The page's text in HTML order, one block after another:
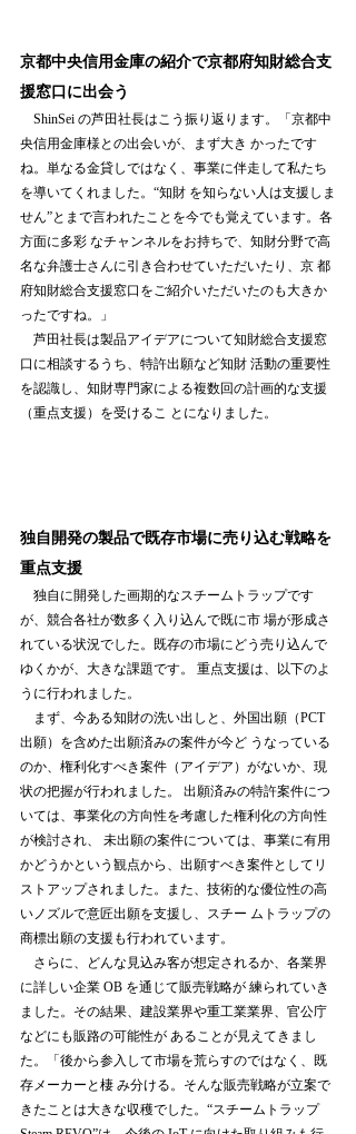
京都中央信用金庫の紹介で京都府知財総合支
援窓口に出会う
ShinSei の芦田社長はこう振り返ります。「京都中
央信用金庫様との出会いが、まず大き かったです
ね。単なる金貸しではなく、事業に伴走して私たち
を導いてくれました。“知財 を知らない人は支援しま
せん”とまで言われたことを今でも覚えています。各
方面に多彩 なチャンネルをお持ちで、知財分野で高
名な弁護士さんに引き合わせていただいたり、京 都
府知財総合支援窓口をご紹介いただいたのも大きか
ったですね。」
芦田社長は製品アイデアについて知財総合支援窓
口に相談するうち、特許出願など知財 活動の重要性
を認識し、知財専門家による複数回の計画的な支援
（重点支援）を受けるこ とになりました。
独自開発の製品で既存市場に売り込む戦略を
重点支援
独自に開発した画期的なスチームトラップです
が、競合各社が数多く入り込んで既に市 場が形成さ
れている状況でした。既存の市場にどう売り込んで
ゆくかが、大きな課題です。 重点支援は、以下のよ
うに行われました。
まず、今ある知財の洗い出しと、外国出願（PCT
出願）を含めた出願済みの案件が今ど うなっている
のか、権利化すべき案件（アイデア）がないか、現
状の把握が行われました。 出願済みの特許案件につ
いては、事業化の方向性を考慮した権利化の方向性
が検討され、 未出願の案件については、事業に有用
かどうかという観点から、出願すべき案件としてリ
ストアップされました。また、技術的な優位性の高
いノズルで意匠出願を支援し、スチー ムトラップの
商標出願の支援も行われています。
さらに、どんな見込み客が想定されるか、各業界
に詳しい企業 OB を通じて販売戦略が 練られていき
ました。その結果、建設業界や重工業業界、官公庁
などにも販路の可能性が あることが見えてきまし
た。「後から参入して市場を荒らすのではなく、既
存メーカーと棲 み分ける。そんな販売戦略が立案で
きたことは大きな収穫でした。“スチームトラップ